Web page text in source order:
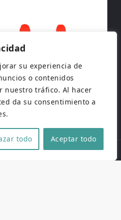
su experiencia de
o contenidos
nuestro tráfico. Al hacer
da su consentimiento a
todo Aceptar todo